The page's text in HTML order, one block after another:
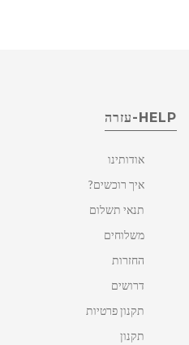
HELP-עזרה
אודותינו
איך רוכשים?
תנאי תשלום
משלוחים
החזרות
דרושים
תקנון פרטיות
תקנון